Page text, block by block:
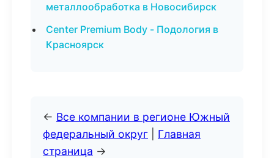
металлообработка в Новосибирск
Center Premium Body - Подология в
Красноярск
← Все компании в регионе Южный
федеральный округ
Главная
страница →